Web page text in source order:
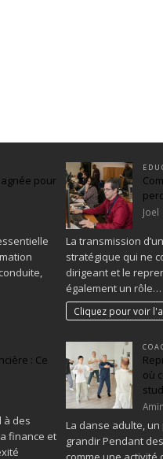
pour
Joel
La transmission
stratégique qui ne
dirigeant et le
également un rôle…
Cliquez pour voir
: Ce
à des
finance et
où
La danse adulte,
grandir Pendant